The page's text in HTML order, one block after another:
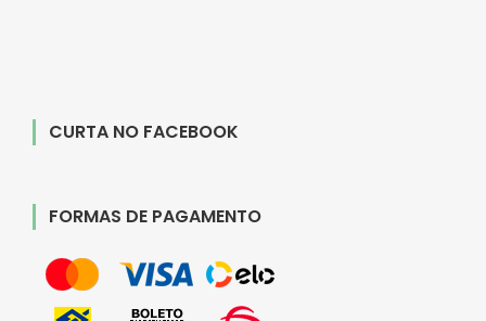
CURTA NO FACEBOOK
FORMAS DE PAGAMENTO